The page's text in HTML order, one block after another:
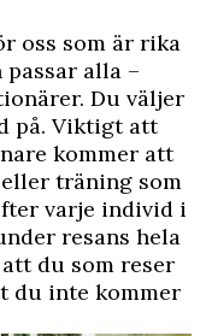
oss som är rika
passar alla –
Du väljer
på. Viktigt att
kommer att
träning som
varje individ i
resans hela
du som reser
du inte kommer